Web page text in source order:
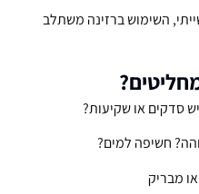
השימוש ברזינה משתלב
סדקים או שקיעות?
חשיפה למים?
מבריק